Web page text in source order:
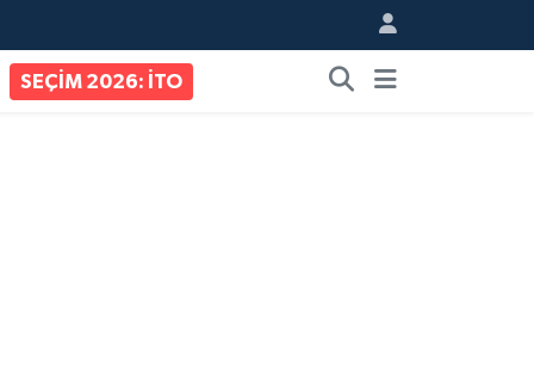
SEÇİM 2026: İTO